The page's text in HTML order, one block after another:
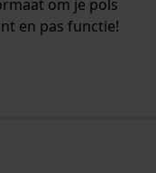
om je pols
en pas functie!